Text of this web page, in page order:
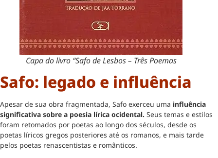
Capa do livro “Safo de Lesbos – Três Poemas
Safo: legado e influência
Apesar de sua obra fragmentada, Safo exerceu uma influência
significativa sobre a poesia lírica ocidental. Seus temas e estilos
foram retomados por poetas ao longo dos séculos, desde os
poetas líricos gregos posteriores até os romanos, e mais tarde
pelos poetas renascentistas e românticos.